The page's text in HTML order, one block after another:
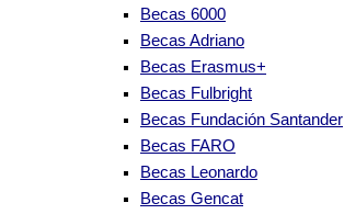
Becas 6000
Becas Adriano
Becas Erasmus+
Becas Fulbright
Becas Fundación Santander
Becas FARO
Becas Leonardo
Becas Gencat